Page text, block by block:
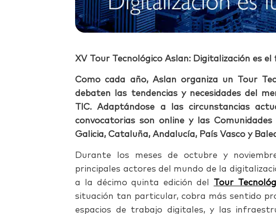
XV Tour Tecnológico Aslan: Digitalización es
Como cada año, Aslan organiza un Tour
debaten las tendencias y necesidades del
TIC. Adaptándose a las circunstancias
convocatorias son online y las
Galicia, Cataluña, Andalucía, País Vasco y
Durante los meses de octubre y
principales actores del mundo de la
a la décimo quinta edición del Tour
situación tan particular, cobra más sentido
espacios de trabajo digitales, y las